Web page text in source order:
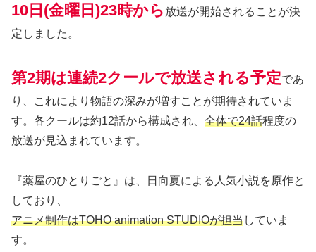
10日(金曜日)23時から 放送が開始されることが決
定しました。
第2期は連続2クールで放送される予定であ
り、これにより物語の深みが増すことが期待されていま
す。各クールは約12話から構成され、 全体で24話程度の
放送が見込まれています。
『薬屋のひとりごと』は、日向夏による人気小説を原作と
しており、
アニメ制作はTOHO animation STUDIOが担当していま
す。